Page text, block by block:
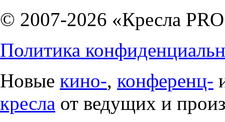
© 2007-2026 «Кресла
Политика
Новые кино-, конференц-
кресла от ведущих и